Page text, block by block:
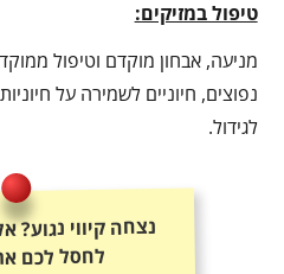
טיפול במזיקים:
מניעה, אבחון מוקדם וטיפול
נפוצים, חיוניים לשמירה על
לגידול.
נצחה קיווי נגוע?
לחסל לכם